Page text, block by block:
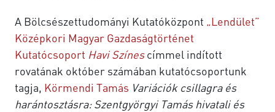
A Bölcsészettudományi Kutatóközpont „Lendület”
Középkori Magyar Gazdaságtörténet
Kutatócsoport Havi Színescímmel indított
rovatának október számában kutatócsoportunk
tagja, Körmendi Tamás Variációk csillagra és
harántosztásra: Szentgyörgyi Tamás hivatali és